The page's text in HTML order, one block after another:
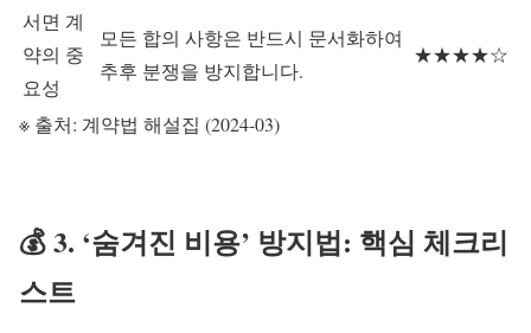
서면 계
약의 중
요성
모든 합의 사항은 반드시 문서화하여
추후 분쟁을 방지합니다.
★★★★☆
※ 출처: 계약법 해설집 (2024-03)
💰 3. ‘숨겨진 비용’ 방지법: 핵심 체크리
스트